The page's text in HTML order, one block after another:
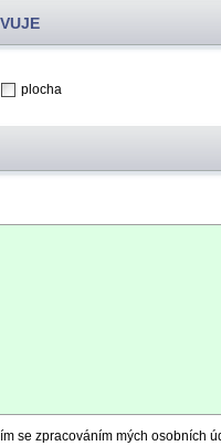
plocha
se zpracováním mých osobních